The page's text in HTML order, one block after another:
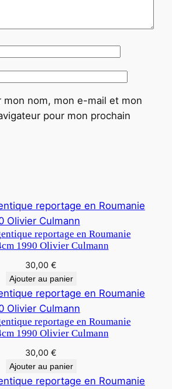
mon nom, mon e-mail et mon
pour mon prochain
reportage en Roumanie
1990 Olivier Culmann
30,00 €
Ajouter au panier
reportage en Roumanie
1990 Olivier Culmann
30,00 €
Ajouter au panier